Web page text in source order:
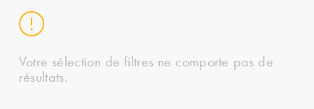
Votre sélection de filtres ne comporte pas de
résultats.